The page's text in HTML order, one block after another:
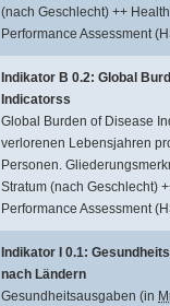
(nach Geschlecht) ++
Performance Assessment
Indikator B 0.2: Global
Indicatorss
Global Burden of Disease
verlorenen Lebensjahren
Personen.
Stratum (nach Geschlecht)
Performance Assessment
Indikator I 0.1:
nach Ländern
Gesundheitsausgaben (in